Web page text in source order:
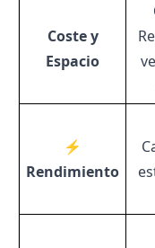
Coste y
Espacio
⚡
Rendimiento